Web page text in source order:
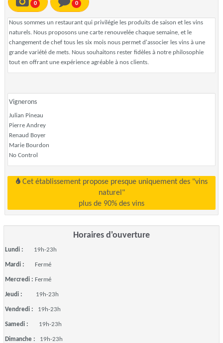
0 0
Nous sommes un restaurant qui privilégie les produits de saison et les vins
naturels. Nous proposons une carte renouvelée chaque semaine, et le
changement de chef tous les six mois nous permet d'associer les vins à une
grande variété de mets. Nous souhaitons rester fidèles à notre philosophie
tout en offrant une expérience agréable à nos clients.
Vignerons
Julian Pineau
Pierre Andrey
Renaud Boyer
Marie Bourdon
No Control
Cet établissement propose presque uniquement des "vins
naturel"
plus de 90% des vins
Horaires d'ouverture
Lundi : 19h-23h
Mardi : Fermé
Mercredi : Fermé
Jeudi : 19h-23h
Vendredi : 19h-23h
Samedi : 19h-23h
Dimanche : 19h-23h